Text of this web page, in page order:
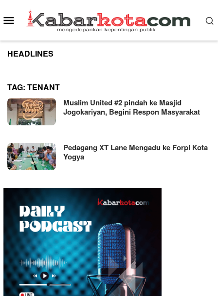
to
content
Mobile
Menu
HEADLINES
TAG: TENANT
Muslim United #2 pindah ke Masjid
Jogokariyan, Begini Respon Masyarakat
Pedagang XT Lane Mengadu ke Forpi Kota
Yogya